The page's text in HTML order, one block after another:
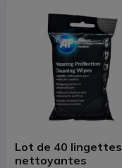
Lot de 40 lingettes
nettoyantes